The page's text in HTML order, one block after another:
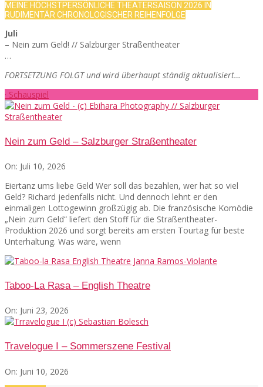
MEINE HÖCHSTPERSÖNLICHE THEATERSAISON 2026 IN
RUDIMENTÄR CHRONOLOGISCHER REIHENFOLGE
Juli
– Nein zum Geld! // Salzburger Straßentheater
…
FORTSETZUNG FOLGT und wird überhaupt ständig aktualisiert…
· Schauspiel
Nein zum Geld – Salzburger Straßentheater
On: Juli 10, 2026
Eiertanz ums liebe Geld Wer soll das bezahlen, wer hat so viel
Geld? Richard jedenfalls nicht. Und dennoch lehnt er den
einmaligen Lottogewinn großzügig ab. Die französische Komödie
„Nein zum Geld“ liefert den Stoff für die Straßentheater-
Produktion 2026 und sorgt bereits am ersten Tourtag für beste
Unterhaltung. Was wäre, wenn
Taboo-La Rasa – English Theatre
On: Juni 23, 2026
Travelogue I – Sommerszene Festival
On: Juni 10, 2026